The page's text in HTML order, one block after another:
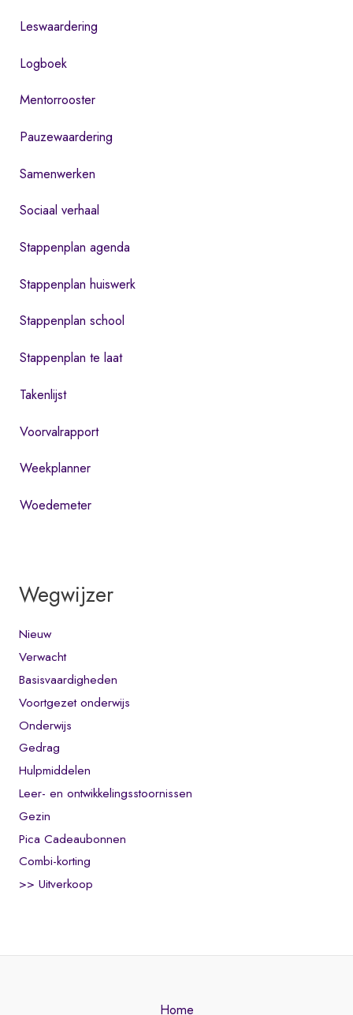
Leswaardering
Logboek
Mentorrooster
Pauzewaardering
Samenwerken
Sociaal verhaal
Stappenplan agenda
Stappenplan huiswerk
Stappenplan school
Stappenplan te laat
Takenlijst
Voorvalrapport
Weekplanner
Woedemeter
Wegwijzer
Nieuw
Verwacht
Basisvaardigheden
Voortgezet onderwijs
Onderwijs
Gedrag
Hulpmiddelen
Leer- en ontwikkelingsstoornissen
Gezin
Pica Cadeaubonnen
Combi-korting
>> Uitverkoop
Home